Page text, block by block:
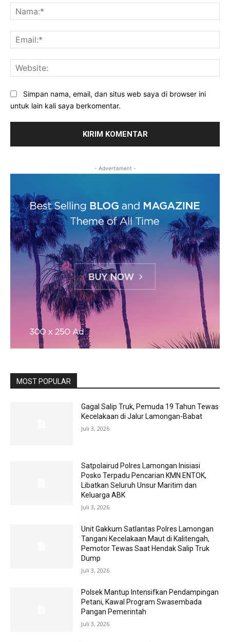
Simpan nama, email, dan situs web saya di browser ini
untuk lain kali saya berkomentar.
- Advertisment -
MOST POPULAR
Gagal Salip Truk, Pemuda 19 Tahun Tewas
Kecelakaan di Jalur Lamongan-Babat
Juli 3, 2026
Satpolairud Polres Lamongan Inisiasi
Posko Terpadu Pencarian KMN ENTOK,
Libatkan Seluruh Unsur Maritim dan
Keluarga ABK
Juli 3, 2026
Unit Gakkum Satlantas Polres Lamongan
Tangani Kecelakaan Maut di Kalitengah,
Pemotor Tewas Saat Hendak Salip Truk
Dump
Juli 3, 2026
Polsek Mantup Intensifkan Pendampingan
Petani, Kawal Program Swasembada
Pangan Pemerintah
Juli 3, 2026